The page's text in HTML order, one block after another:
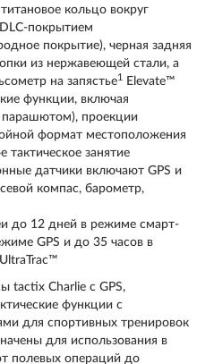
кольцо вокруг
покрытием
покрытие), черная задняя
из нержавеющей стали, а
на запястье1 Elevate™
функции, включая
проекции
формат местоположения
тактическое занятие
датчики включают GPS и
компас, барометр,
до 12 дней в режиме смарт-
GPS и до 35 часов в
tactix Charlie с GPS,
функции с
для спортивных тренировок
для использования в
полевых операций до